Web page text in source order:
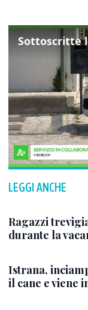
LEGGI ANCHE
Ragazzi
durante la
Istrana,
il cane e viene